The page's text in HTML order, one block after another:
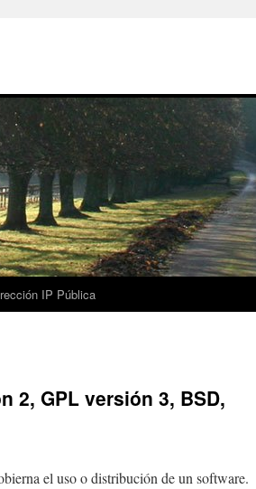
IP Pública
2, GPL versión 3, BSD,
el uso o distribución de un software.